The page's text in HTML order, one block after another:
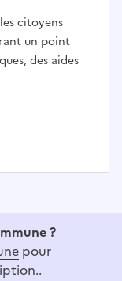
citoyens
un point
des aides
?
pour